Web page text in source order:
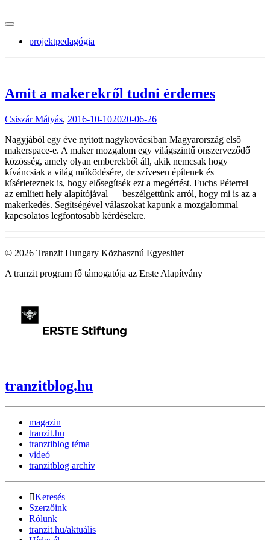
projektpedagógia
Amit a makerekről tudni érdemes
Csiszár Mátyás, 2016-10-102020-06-26
Nagyjából egy éve nyitott nagykovácsiban Magyarország első
makerspace-e. A maker mozgalom egy világszintű önszerveződő
közösség, amely olyan emberekből áll, akik nemcsak hogy
kíváncsiak a világ működésére, de szívesen építenek és
kísérleteznek is, hogy elősegítsék ezt a megértést. Fuchs Péterrel —
az említett hely alapítójával — beszélgettünk arról, hogy mi is az a
makerkedés. Segítségével válaszokat kapunk a mozgalommal
kapcsolatos legfontosabb kérdésekre.
© 2026 Tranzit Hungary Közhasznú Egyeslüet
A tranzit program fő támogatója az Erste Alapítvány
tranzitblog.hu
magazin
tranzit.hu
tranztiblog téma
videó
tranzitblog archív
Keresés
Szerzőink
Rólunk
tranzit.hu/aktuális